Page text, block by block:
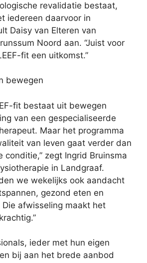
revalidatie bestaat,
iedereen daarvoor in
Daisy van Elteren van
Noord aan. “Juist voor
fit een uitkomst.”
bewegen
fit bestaat uit bewegen
van een gespecialiseerde
Maar het programma
van leven gaat verder dan
conditie,” zegt Ingrid Bruinsma
in Landgraaf.
we wekelijks ook aandacht
gezond eten en
afwisseling maakt het
ieder met hun eigen
bij aan het brede aanbod